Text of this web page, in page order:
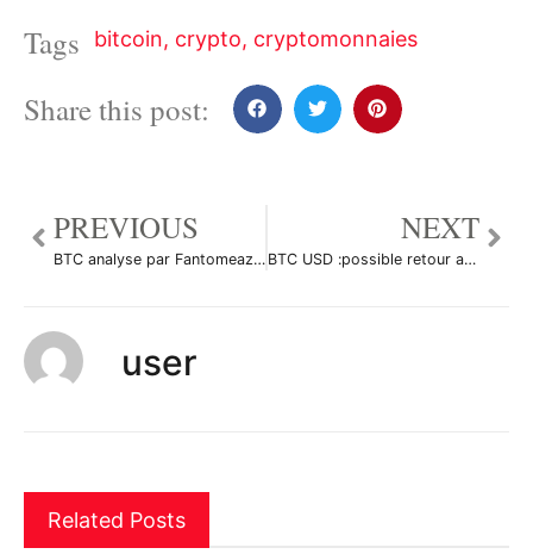
Tags bitcoin, crypto, cryptomonnaies
Share this post:
PREVIOUS
BTC analyse par Fantomeazote
NEXT
BTC USD :possible retour au dessus des 50.000 $ par Le-tradeur-de-fortune-and-co
user
Related Posts